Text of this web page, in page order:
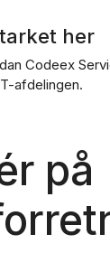
her
Codeex
afdelingen.
på